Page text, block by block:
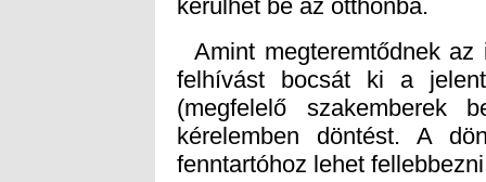
kerülhet be az otthonba.
Amint megteremtődnek az
felhívást bocsát ki a
(megfelelő
kérelemben döntést. A
fenntartóhoz lehet